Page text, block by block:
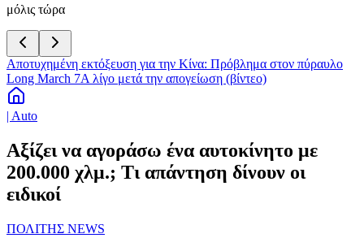
μόλις τώρα
Αποτυχημένη εκτόξευση για την Κίνα: Πρόβλημα στον πύραυλο
Long March 7A λίγο μετά την απογείωση (βίντεο)
| Auto
Αξίζει να αγοράσω ένα αυτοκίνητο με
200.000 χλμ.; Τι απάντηση δίνουν οι
ειδικοί
ΠΟΛΙΤΗΣ NEWS